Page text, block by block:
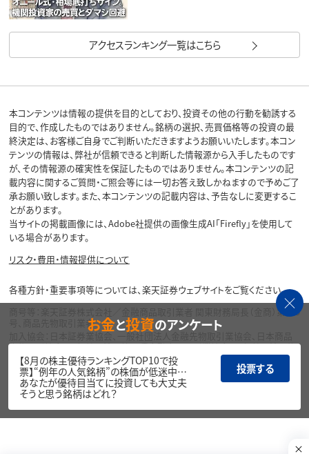
アクセスランキング一覧はこちら
本コンテンツは情報の提供を目的としており、投資その他の行動を勧誘する
目的で、作成したものではありません。銘柄の選択、売買価格等の投資の最
終決定は、お客様ご自身でご判断いただきますようお願いいたします。本コン
テンツの情報は、弊社が信頼できると判断した情報源から入手したものです
が、その情報源の確実性を保証したものではありません。本コンテンツの記
載内容に関するご質問・ご照会等には一切お答え致しかねますので予めご了
承お願い致します。また、本コンテンツの記載内容は、予告なしに変更するこ
とがあります。
当サイトの掲載画像には、Adobe社提供の画像生成AI「Firefly」を使用して
いる場合があります。
リスク・費用・情報提供について
各種方針・重要事項等については、楽天証券ウェブサイトをご覧ください。
商号等：楽天証券株式会社／金融商品取引業者 関東財務局長（金商）第195
号、商品先物取引業者
加入協会：日本証券業協会、一般社団法人金融先物取引業協会、日本商品
先物取引協会、一般社団法人第二種金融商品取引業協会、一般社団法人資
産運用業協会
Copyright©
1999-2026 Rakuten Securities, Inc. All
お金と投資のアンケート
【8月の株主優待ランキングTOP10で投
票】“例年の人気銘柄”の株価が低迷中…
あなたが優待目当てに投資しても大丈夫
そうと思う銘柄はどれ？
投票する